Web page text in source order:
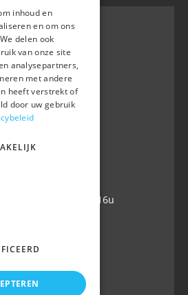
4863
day: 9u-12u & 13-16u
inhoud en
en om ons
delen ook
van onze site
analysepartners,
met andere
heeft verstrekt of
door uw gebruik